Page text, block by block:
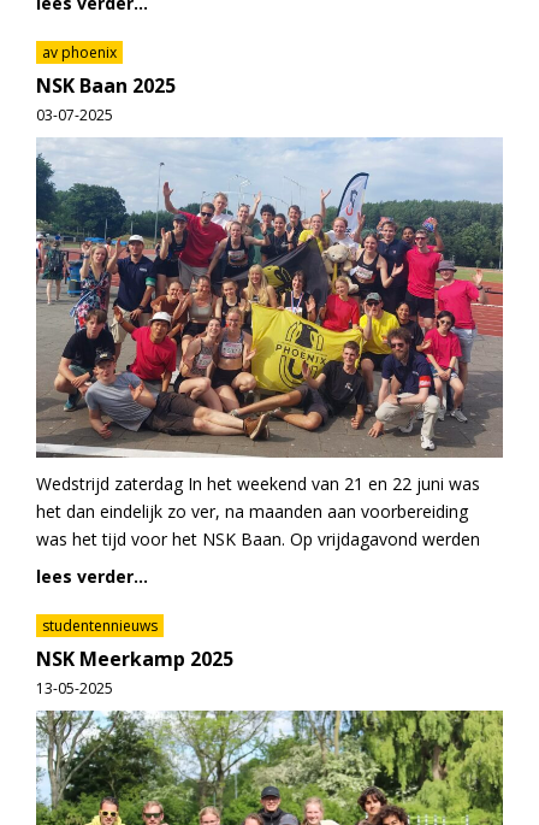
av phoenix
NSK Baan 2025
03-07-2025
Wedstrijd zaterdag In het weekend van 21 en 22 juni was
het dan eindelijk zo ver, na maanden aan voorbereiding
was het tijd voor het NSK Baan. Op vrijdagavond werden
lees verder...
studentennieuws
NSK Meerkamp 2025
13-05-2025